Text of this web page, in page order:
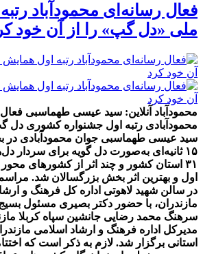
فعال رسانه‌ای محمودآباد
ملی «دل گپ» را از آن خود
محمودآباد آنلاین: سید عیسی طهماسبی
محمودآبادی رتبه اول جشنواره کشوری دل
سید عیسی طهماسبی جوان محمودآبادی در
۳۱ استان کشور و چند اثر از کشورهای
اول و بهترین اثر بخش بزرگسالان شد.
در سالن شهید لاهوتی اداره کل فرهنگ و
مازندران، با حضور دکتر بصیری مسئول
سرهنگ محمد رضایی جانشین سپاه کربلا
مدیرکل اداره فرهنگ و ارشاد اسلامی
استانی برگزار شد. لازم به ذکر است که